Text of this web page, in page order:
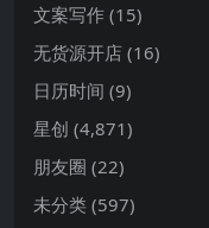
文案写作 (15)
无货源开店 (16)
日历时间 (9)
星创 (4,871)
朋友圈 (22)
未分类 (597)